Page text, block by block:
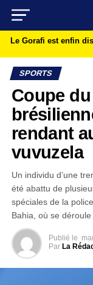
Le Gorafi est enfin
SPORTS
Coupe
rendant
vuvuzela
Un individu d’une
été abattu de
spéciales de la
Bahia, où se
Publié le
Par La